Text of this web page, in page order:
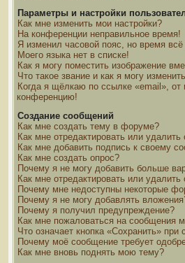
Параметры и настройки
Как мне изменить мои настройки?
На конференции неправильное время!
Я изменил часовой пояс, но время
Моего языка нет в списке!
Как я могу поместить изображение
Что такое звание и как я могу
Когда я щёлкаю по ссылке «email», от
конференцию!
Создание сообщений
Как мне создать тему в форуме?
Как мне отредактировать или
Как мне добавить подпись к своему
Как мне создать опрос?
Почему я не могу добавить больше
Как мне отредактировать или удалить
Почему мне недоступны некоторые
Почему я не могу добавлять
Почему я получил предупреждение?
Как мне пожаловаться на сообщения
Что означает кнопка «Сохранить» при
Почему моё сообщение требует
Как мне вновь поднять мою тему?